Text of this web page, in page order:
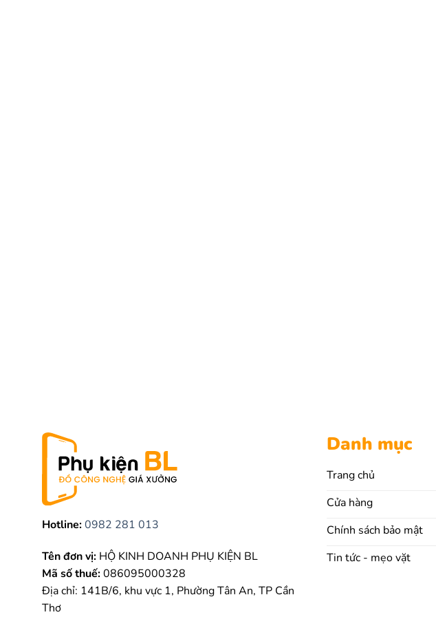
Hotline:0982 281 013
Tên đơn vị:HỘ KINH DOANH PHỤ KIỆN BL
Mã số thuế:086095000328
Địa chỉ: 141B/6, khu vực 1, Phường Tân An, TP Cần
Thơ
Danh mục
Trang chủ
Cửa hàng
Chính sách bảo mật
Tin tức - mẹo vặt